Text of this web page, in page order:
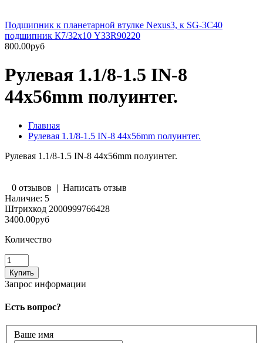
Подшипник к планетарной втулке Nexus3, к SG-3C40
подшипник К7/32х10 Y33R90220
800.00руб
Рулевая 1.1/8-1.5 IN-8
44x56mm полуинтег.
Главная
Рулевая 1.1/8-1.5 IN-8 44x56mm полуинтег.
Рулевая 1.1/8-1.5 IN-8 44x56mm полуинтег.
0 отзывов | Написать отзыв
Наличие: 5
Штрихкод 2000999766428
3400.00руб
Количество
Запрос информации
Есть вопрос?
Ваше имя